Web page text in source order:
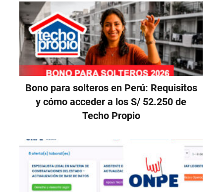
Bono para solteros en Perú: Requisitos
y cómo acceder a los S/ 52.250 de
Techo Propio